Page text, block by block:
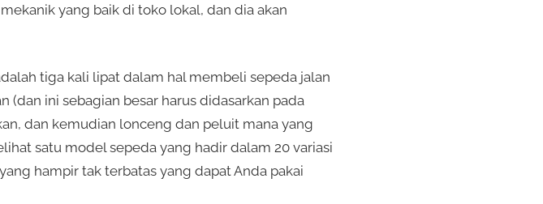
yang baik di toko lokal, dan dia akan
tiga kali lipat dalam hal membeli sepeda jalan
(dan ini sebagian besar harus didasarkan pada
dan kemudian lonceng dan peluit mana yang
satu model sepeda yang hadir dalam 20 variasi
hampir tak terbatas yang dapat Anda pakai